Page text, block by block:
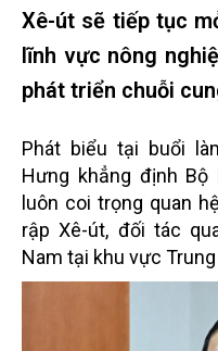
Xê-út sẽ tiếp tục
lĩnh vực nông
phát triển chuỗi
Phát biểu tại buổi
Hưng khẳng định Bộ
luôn coi trọng quan
rập Xê-út, đối tác
Nam tại khu vực